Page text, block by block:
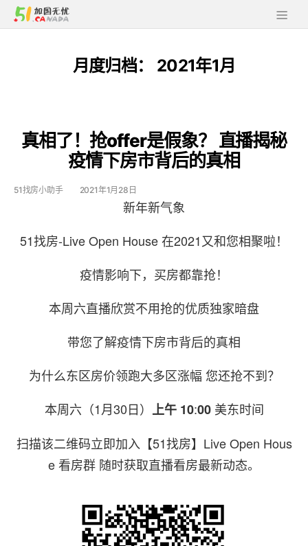
月度归档： 2021年1月
真相了！抢offer是假象？ 直播揭秘
疫情下房市背后的真相
51找房小助手 2021年1月28日
新年新气象
51找房-Live Open House 在2021又和您相聚啦！
疫情影响下，买房都靠抢！
本周六直播欣赏不用抢的优质独家暗盘
带您了解疫情下房市背后的真相
为什么东区房价领跑大多区涨幅 您还抢不到？
本周六（1月30日） 上午 10:00美东时间
扫描该二维码立即加入【51找房】Live Open Hous
e 看房群 随时获取直播看房最新动态。